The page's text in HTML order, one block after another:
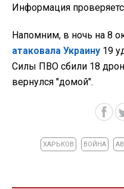
Информация
Напомним, в ночь на 8
атаковала Украину 19
Силы ПВО сбили 18
вернулся "домой".
ХАРЬКОВ ВОЙНА